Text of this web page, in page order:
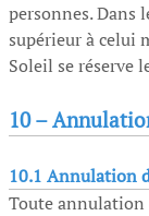
personnes. Dans
supérieur à celui
Soleil se réserve
10 –
10.1 Annulation
Toute annulation